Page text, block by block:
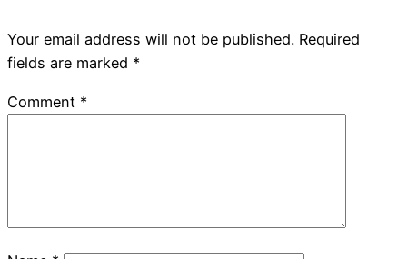
Your email address will not be published. Required
fields are marked *
Comment *